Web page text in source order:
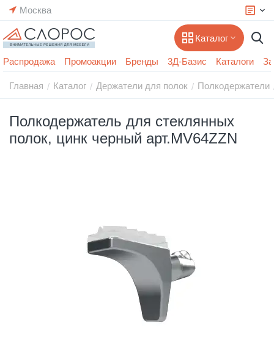
Москва
Каталог
Распродажа Промоакции Бренды 3Д-Базис Каталоги
Главная / Каталог / Держатели для полок / Полкодержатели
Полкодержатель для стеклянных
полок, цинк черный арт.MV64ZZN